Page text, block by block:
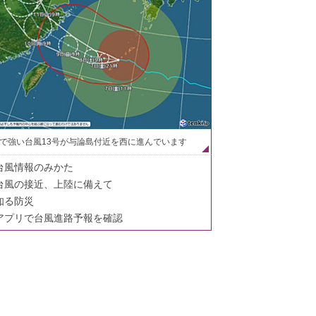
強い台風13号が与論島付近を西に進んでいます
風情報のみかた
風の接近、上陸に備えて
る防災
プリで台風進路予報を確認